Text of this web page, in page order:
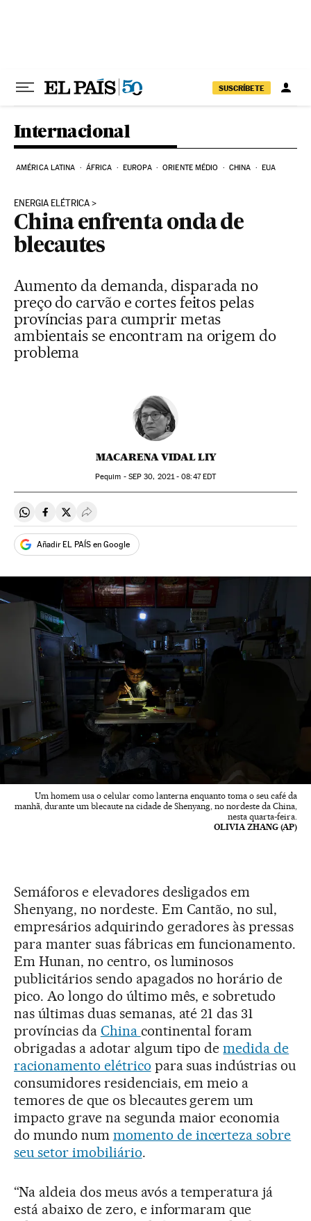
SUSCRÍBETE
Internacional
AMÉRICA LATINA ÁFRICA EUROPA ORIENTE MÉDIO CHINA EUA
ENERGIA ELÉTRICA
China enfrenta onda de
blecautes
Aumento da demanda, disparada no
preço do carvão e cortes feitos pelas
províncias para cumprir metas
ambientais se encontram na origem do
problema
MACARENA VIDAL LIY
Pequim - SEP 30, 2021 - 08:47EDT
Compartir en Whatsapp
Compartir en Facebook
Compartir en Twitter
Desplegar Redes Sociales
Añadir EL PAÍS en Google
Um homem usa o celular como lanterna enquanto toma o seu café da
manhã, durante um blecaute na cidade de Shenyang, no nordeste da China,
nesta quarta-feira.
OLIVIA ZHANG (AP)
Semáforos e elevadores desligados em
Shenyang, no nordeste. Em Cantão, no sul,
empresários adquirindo geradores às pressas
para manter suas fábricas em funcionamento.
Em Hunan, no centro, os luminosos
publicitários sendo apagados no horário de
pico. Ao longo do último mês, e sobretudo
nas últimas duas semanas, até 21 das 31
províncias da China continental foram
obrigadas a adotar algum tipo demedida de
racionamento elétrico para suas indústrias ou
consumidores residenciais, em meio a
temores de que os blecautes gerem um
impacto grave na segunda maior economia
do mundo num momento de incerteza sobre
seu setor imobiliário.
“Na aldeia dos meus avós a temperatura já
está abaixo de zero, e informaram que